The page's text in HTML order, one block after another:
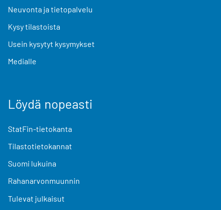
Neuvonta ja tietopalvelu
Kysy tilastoista
Usein kysytyt kysymykset
Medialle
Löydä nopeasti
StatFin-tietokanta
Tilastotietokannat
Suomi lukuina
Rahanarvonmuunnin
Tulevat julkaisut